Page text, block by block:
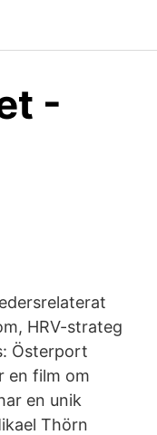
-
HRV-strateg
Österport
en film om
en unik
Thörn